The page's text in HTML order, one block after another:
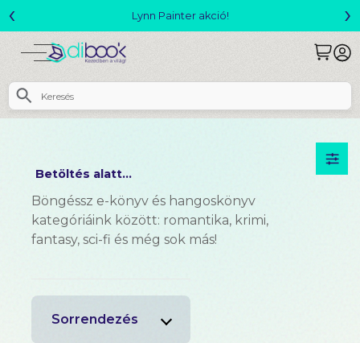
Megjelent! L. J. Shen: Legvadabb
‹ ›
Betöltés alatt...
Böngéssz e-könyv és hangoskönyv
kategóriáink között: romantika, krimi,
fantasy, sci-fi és még sok más!
Sorrendezés